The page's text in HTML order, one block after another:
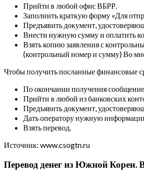
Прийти в любой офис ВБРР.
Заполнить краткую форму «Для
Предъявить документ,
Внести нужную сумму и оплатить
Взять копию заявления с
(контрольный номер и сумму) Во
Чтобы получить посланные финансовые
По окончании получения
Прийти в любой из банковских
Предъявить документ,
Дать оператору нужную
Взять перевод.
Источник: www.csogtn.ru
Перевод денег из Южной Кореи.